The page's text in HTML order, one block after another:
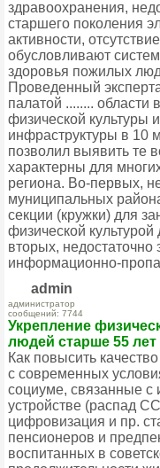
здравоохранения,
старшего поколения
активности,
обусловливают
здоровья пожилых
Проведенный
палатой ........ области
физической культуры
инфраструктуры в 10
позволил выявить те
характерны для
региона. Во-первых,
муниципальных
секции (кружки) для
физической
вторых,
информационно-
admin
администратор
сообщений: 7744
Укрепление
людей старше 55 лет
Как повысить
с современных
социуме, связанные с
устройстве (распад
цифровизация и пр.
пенсионеров и
воспитанных в